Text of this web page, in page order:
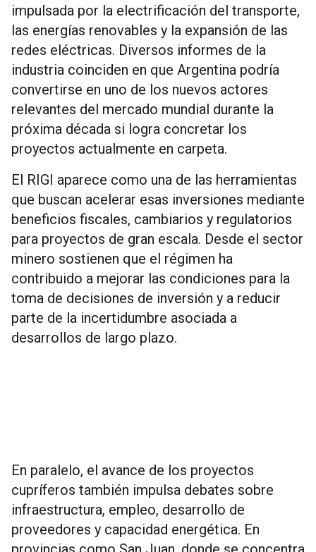
impulsada por la electrificación del transporte,
las energías renovables y la expansión de las
redes eléctricas. Diversos informes de la
industria coinciden en que Argentina podría
convertirse en uno de los nuevos actores
relevantes del mercado mundial durante la
próxima década si logra concretar los
proyectos actualmente en carpeta.
El RIGI aparece como una de las herramientas
que buscan acelerar esas inversiones mediante
beneficios fiscales, cambiarios y regulatorios
para proyectos de gran escala. Desde el sector
minero sostienen que el régimen ha
contribuido a mejorar las condiciones para la
toma de decisiones de inversión y a reducir
parte de la incertidumbre asociada a
desarrollos de largo plazo.
En paralelo, el avance de los proyectos
cupríferos también impulsa debates sobre
infraestructura, empleo, desarrollo de
proveedores y capacidad energética. En